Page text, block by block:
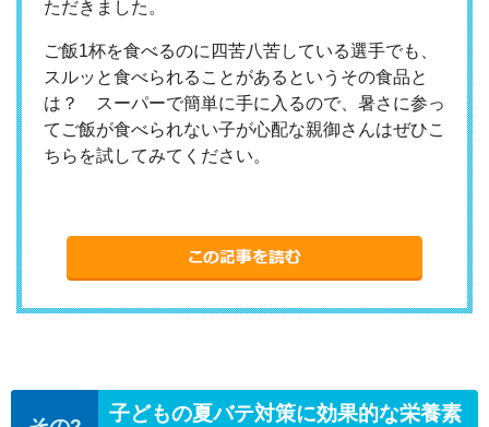
ただきました。
ご飯1杯を食べるのに四苦八苦している選手でも、
スルッと食べられることがあるというその食品と
は？ スーパーで簡単に手に入るので、暑さに参っ
てご飯が食べられない子が心配な親御さんはぜひこ
ちらを試してみてください。
子どもの夏バテ対策に効果的な栄養素